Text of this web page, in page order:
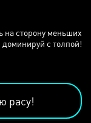
на сторону меньших
доминируй с толпой!
расу!